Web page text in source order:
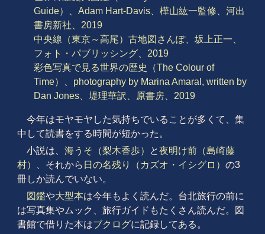
Guide）、Adam Hart-Davis、樺山紘一監修、河出
書房新社、2019
中央線（東京～高尾）古地図さんぽ、坂上正一、
フォト・パブリッシング、2019
彩色写真で見る世界の歴史（The Colour of
Time）、photography by Marina Amaral, written by
Dan Jones、堤理華訳、原書房、2019
今年はモヤモヤした気持ちでいることが多くて、集
中して読書をする時間が短かった。
小説は、 海うそ（梨木香歩） と夜明け前（島崎藤
村）
、それから 日の名残り（カズオ・イシグロ） の3
冊しか読んでいない。
図鑑や大型本は今年もよく読んだ。台北旅行の前に
は写真集やムック、旅行ガイドもたくさん読んだ。図
書館で借りた本はブクログに記録してある。